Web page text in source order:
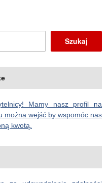
Szukaj
Mamy nasz profil na
można wejść by wspomóc nas
kwotą.